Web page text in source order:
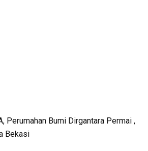
Perumahan Bumi Dirgantara Permai ,
Bekasi